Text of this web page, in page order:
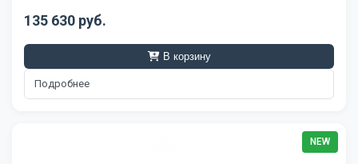
135 630 руб.
В корзину
Подробнее
NEW